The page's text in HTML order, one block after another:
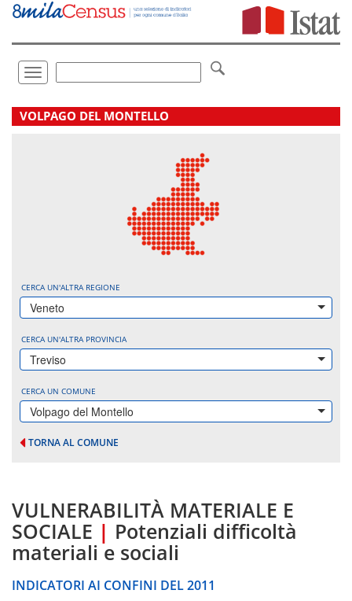
Vai
direttamente
Toggle
navigation
.
VOLPAGO DEL MONTELLO
CERCA UN'ALTRA REGIONE
Veneto
CERCA UN'ALTRA PROVINCIA
Treviso
CERCA UN COMUNE
Volpago del Montello
TORNA AL COMUNE
VULNERABILITÀ MATERIALE E
SOCIALE | Potenziali difficoltà
materiali e sociali
INDICATORI AI CONFINI DEL 2011